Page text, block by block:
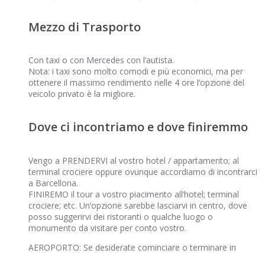
Mezzo di Trasporto
Con taxi o con Mercedes con l’autista.
Nota: i taxi sono molto comodi e più economici, ma per
ottenere il massimo rendimento nelle 4 ore l’opzione del
veicolo privato è la migliore.
Dove ci incontriamo e dove finiremmo
Vengo a PRENDERVI al vostro hotel / appartamento; al
terminal crociere oppure ovunque accordiamo di incontrarci
a Barcellona.
FINIREMO il tour a vostro piacimento all’hotel; terminal
crociere; etc. Un’opzione sarebbe lasciarvi in centro, dove
posso suggerirvi dei ristoranti o qualche luogo o
monumento da visitare per conto vostro.
AEROPORTO: Se desiderate cominciare o terminare in